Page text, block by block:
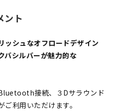
ント
ッシュなオフロードデザイン
シルバーが魅力的な
接続、３Dサラウンド
利用いただけます。